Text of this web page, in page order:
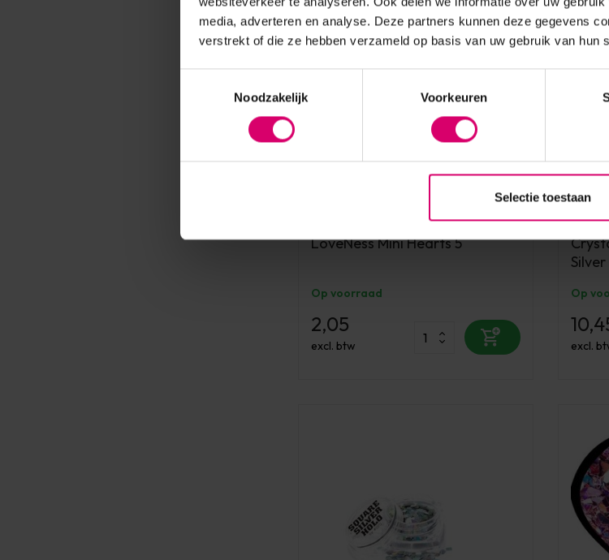
media, adverteren en analyse. Deze partners kunnen deze gegevens
verstrekt of die ze hebben verzameld op basis van uw gebruik van hun
Noodzakelijk
Voorkeuren
Selectie toestaan
LoveNess Mini Hearts 5
Op voorraad
2,05
excl. btw
Crystal
Silver
Op
excl.